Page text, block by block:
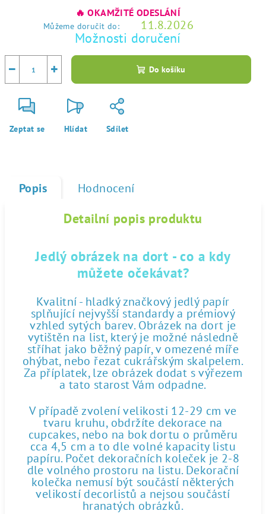
🔥 OKAMŽITÉ ODESLÁNÍ
Můžeme doručit do: 11.8.2026
Možnosti doručení
+
− Do košíku
Zeptat se Hlídat Sdílet
Popis Hodnocení
Detailní popis produktu
Jedlý obrázek na dort - co a kdy
můžete očekávat?
Kvalitní - hladký značkový jedlý papír
splňující nejvyšší standardy a prémiový
vzhled sytých barev. Obrázek na dort je
vytištěn na list, který je možné následně
stříhat jako běžný papír, v omezené míře
ohýbat, nebo řezat cukrářským skalpelem.
Za příplatek, lze obrázek dodat s výřezem
a tato starost Vám odpadne.
V případě zvolení velikosti 12-29 cm ve
tvaru kruhu, obdržíte dekorace na
cupcakes, nebo na bok dortu o průměru
cca 4,5 cm a to dle volné kapacity listu
papíru. Počet dekoračních koleček je 2-8
dle volného prostoru na listu. Dekorační
kolečka nemusí být součástí některých
velikostí decorlistů a nejsou součástí
hranatých obrázků.